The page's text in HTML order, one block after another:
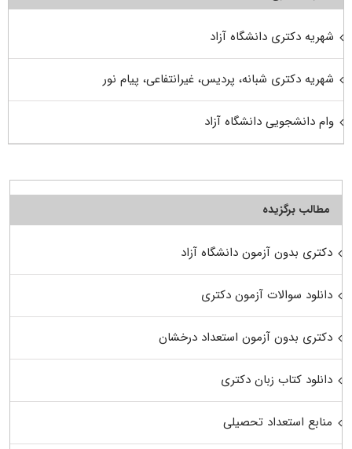
شهریه دکتری دانشگاه آزاد
شهریه دکتری شبانه، پردیس، غیرانتفاعی، پیام نور
وام دانشجویی دانشگاه آزاد
مطالب برگزیده
دکتری بدون آزمون دانشگاه آزاد
دانلود سوالات آزمون دکتری
دکتری بدون آزمون استعداد درخشان
دانلود کتاب زبان دکتری
منابع استعداد تحصیلی